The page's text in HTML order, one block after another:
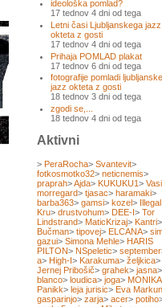
ideološka pomlad?
17 tednov 4 dni od tega
Letni časi Ljubljanskega jazz
okteta z gosti
17 tednov 4 dni od tega
Prihaja POMLAD plakat
17 tednov 6 dni od tega
fotografije pomladi
jazz okteta z gosti
18 tednov 3 dni od tega
zgodi se,...
18 tednov 4 dni od tega
Aktivni
> PeraRocha> Svantevit>
fotkosmotko32> neticnemis>
praprah>Ajda> KUKUKU1>
morregard> tjasac> haramaki>
barba363> gamsi> kozel> Illegal
Kru> drustvohum> DEE-I> Tor
Lindstrand> MaticKrizaj> Kantri>
Bučman> tipovej> ELCANA>
gazui> Simona Mehle> HARIS
PILTON> NSpeletic> september
a> High-I> Karakuma> željkica>
Jernej Pribošič> grahek> jasna>
blanco> loudica> joga> MONIKA
Panikk> leja jurisic> Eva Markun
gasparinjo> zarja> acer> potiho